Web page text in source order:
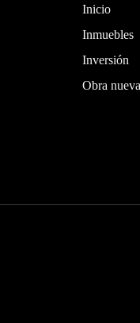
Inicio
Inmuebles
Inversión
Obra nueva